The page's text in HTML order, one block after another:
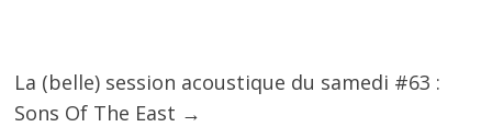
La (belle) session acoustique du samedi #63 :
Sons Of The East →